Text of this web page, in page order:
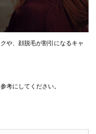
や、顔脱毛が割引になるキャ
考にしてください。